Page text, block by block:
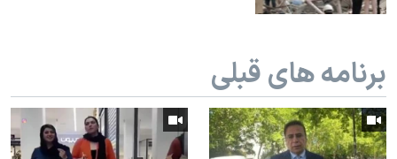
برنامه های قبلی